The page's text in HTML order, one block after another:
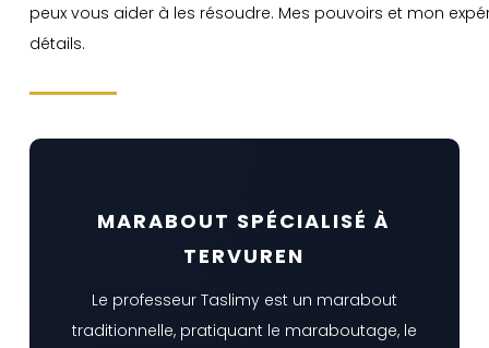
peux vous aider à les résoudre. Mes pouvoirs et mon
détails.
MARABOUT SPÉCIALISÉ À
TERVUREN
Le professeur Taslimy est un marabout
traditionnelle, pratiquant le maraboutage, le